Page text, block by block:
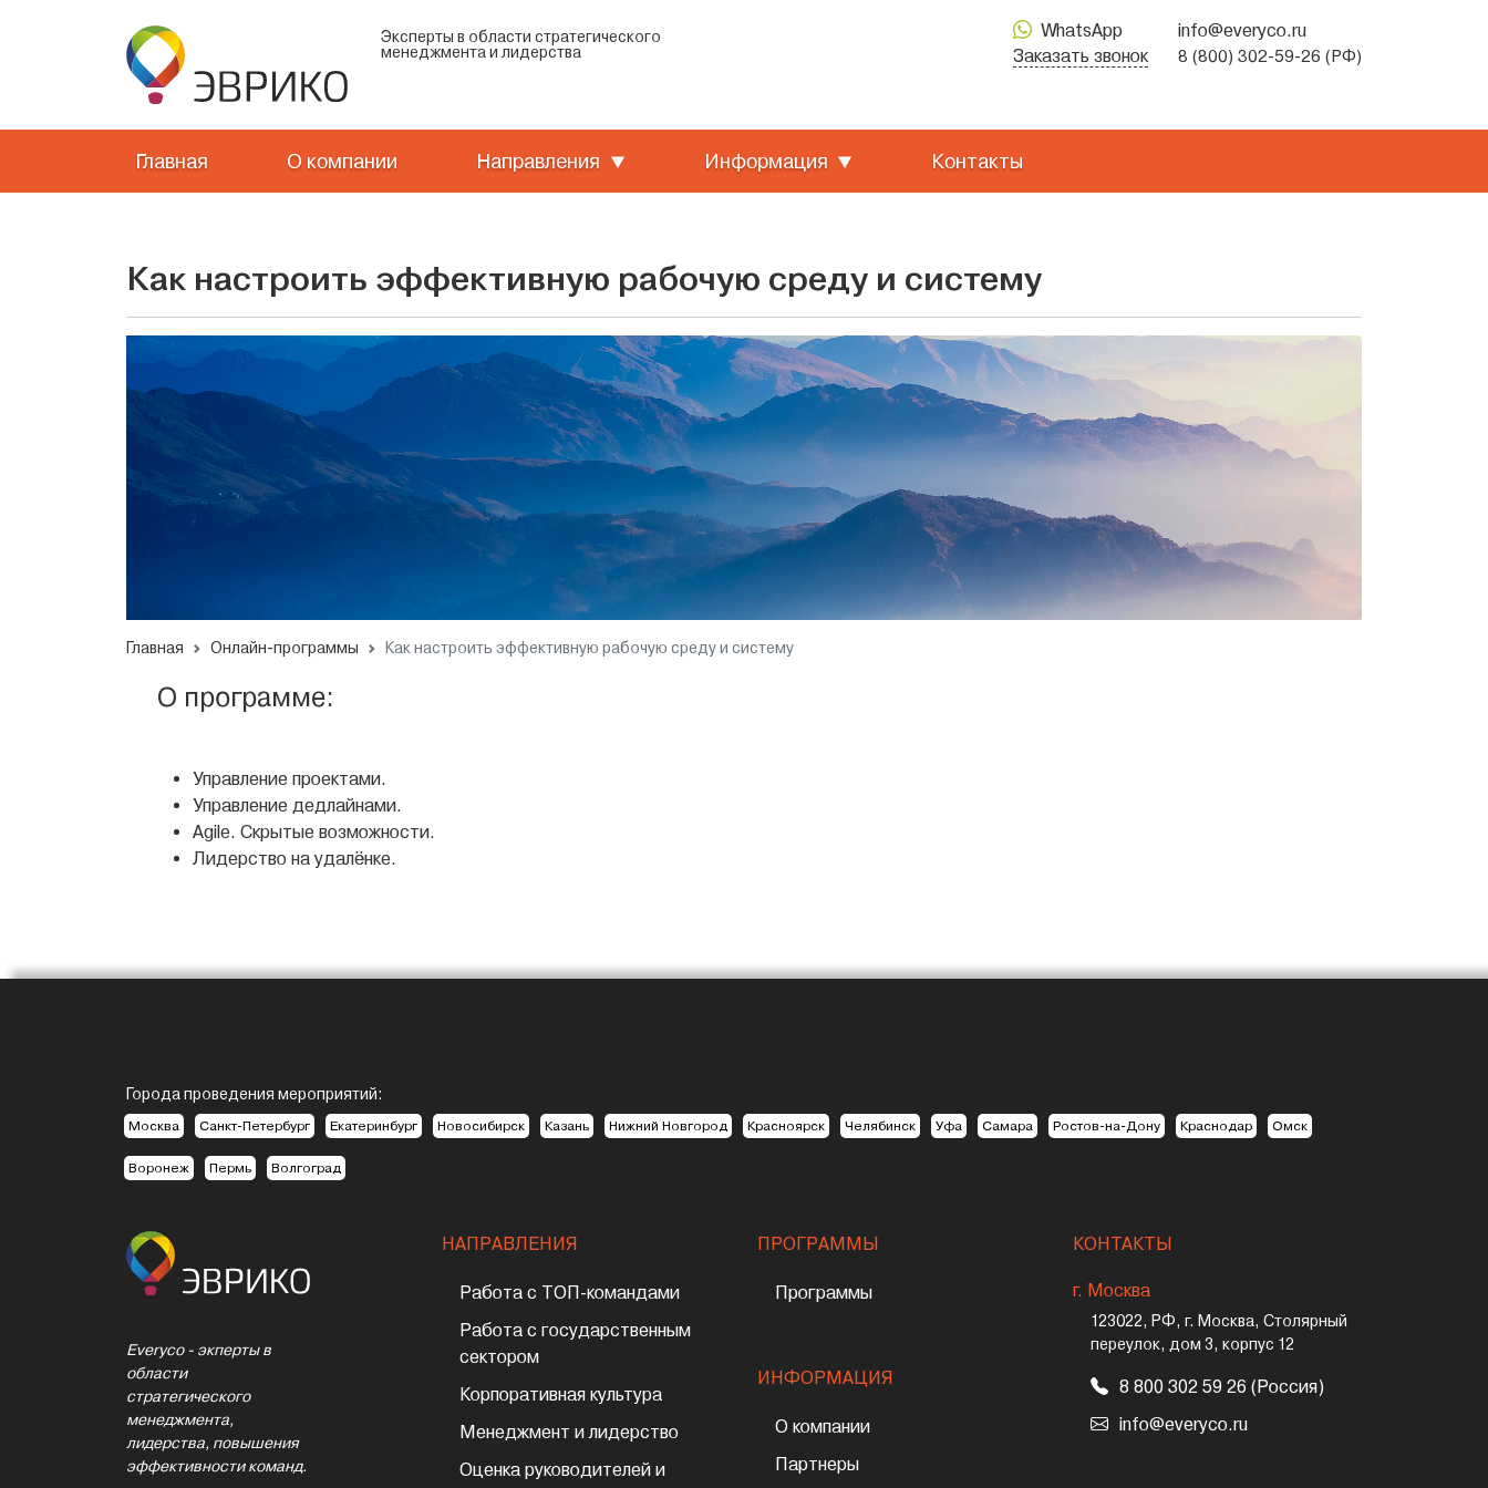
Эксперты в области стратегического
менеджмента и лидерства
WhatsApp
Заказать звонок
info@everyco.ru
8 (800) 302-59-26 (РФ)
Главная О компании Направления Информация Контакты
Как настроить эффективную рабочую среду и систему
Главная Онлайн-программы Как настроить эффективную рабочую среду и систему
О программе:
Управление проектами.
Управление дедлайнами.
Agile. Скрытые возможности.
Лидерство на удалёнке.
Города проведения мероприятий:
Москва Санкт-Петербург Екатеринбург Новосибирск Казань Нижний Новгород Красноярск Челябинск Уфа Самара Ростов-на-Дону Краснодар Омск
Воронеж Пермь Волгоград
Everyco - экперты в
области
стратегического
менеджмента,
лидерства, повышения
эффективности команд.
НАПРАВЛЕНИЯ
Работа с ТОП-командами
Работа с государственным
сектором
Корпоративная культура
Менеджмент и лидерство
Оценка руководителей и
ПРОГРАММЫ
Программы
ИНФОРМАЦИЯ
О компании
Партнеры
КОНТАКТЫ
г. Москва
123022, РФ, г. Москва, Столярный
переулок, дом 3, корпус 12
8 800 302 59 26 (Россия)
info@everyco.ru